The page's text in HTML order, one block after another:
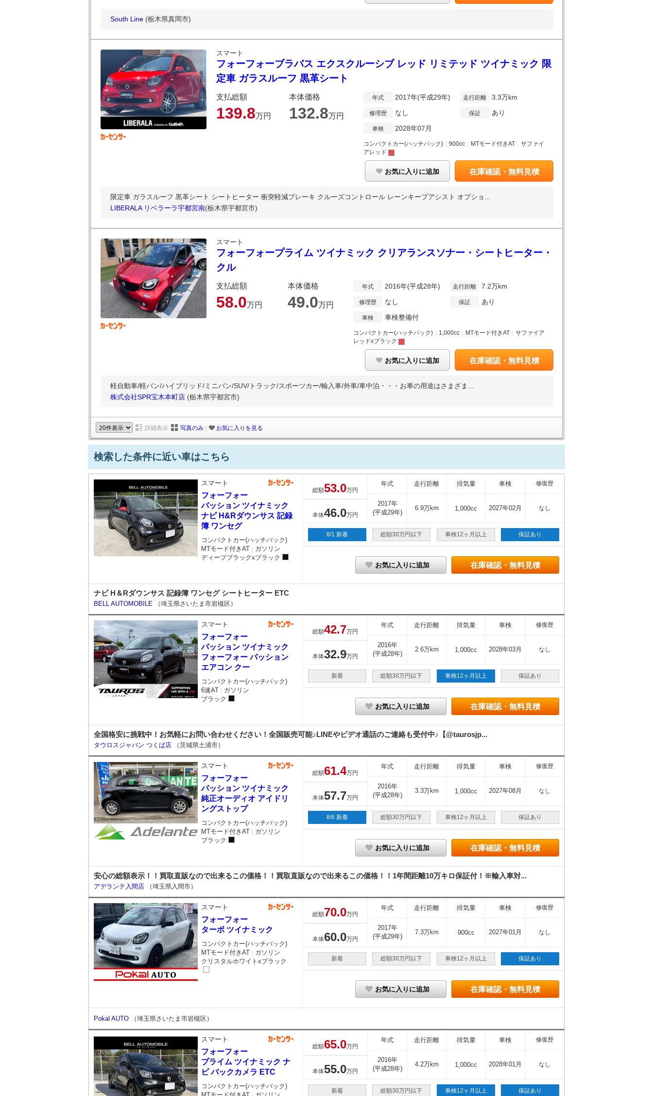
South Line (栃木県真岡市)
スマート
フォーフォーブラバス エクスクルーシブ レッド リミテッド ツイナミック 限
定車 ガラスルーフ 黒革シート
支払総額
139.8万円
本体価格
132.8万円
年式 2017年(平成29年)
修理歴 なし
車検 2028年07月
走行距離 3.3万km
保証 あり
コンパクトカー(ハッチバック) ｜900cc MTモード付きAT ｜サファイ
アレッド
お気に入りに追加 在庫確認・無料見積
限定車 ガラスルーフ 黒革シート シートヒーター 衝突軽減ブレーキ クルーズコントロール レーンキープアシスト オプショ...
LIBERALA リベラーラ宇都宮南(栃木県宇都宮市)
スマート
フォーフォープライム ツイナミック クリアランスソナー・シートヒーター・
クル
支払総額
58.0万円
本体価格
49.0万円
年式 2016年(平成28年)
修理歴 なし
車検 車検整備付
走行距離 7.2万km
保証 あり
コンパクトカー(ハッチバック) 1,000cc MTモード付きAT ｜サファイア
レッドxブラック
お気に入りに追加 在庫確認・無料見積
軽自動車/軽バン/ハイブリッド/ミニバン/SUV/トラック/スポーツカー/輸入車/外車/車中泊・・・お車の用途はさまざま...
株式会社SPR宝木本町店 (栃木県宇都宮市)
詳細表示 写真のみ ｜ お気に入りを見る
検索した条件に近い車はこちら
スマート
フォーフォー
パッション ツイナミック
ナビ H&Rダウンサス 記録
簿 ワンセグ
コンパクトカー(ハッチバック)
MTモード付きAT ｜ ガソリン
ディープブラックxブラック
総額53.0万円
本体46.0万円
年式 走行距離 排気量 車検 修復歴
2017年
(平成29年)
6.9万km 1,000cc 2027年02月 なし
8/1 新着 総額30万円以下 車検12ヶ月以上 保証あり
在庫確認・無料見積
お気に入りに追加
ナビ H＆Rダウンサス 記録簿 ワンセグ シートヒーター ETC
BELL AUTOMOBILE （埼玉県さいたま市岩槻区）
スマート
フォーフォー
パッション ツイナミック
フォーフォー パッション
エアコン クー
コンパクトカー(ハッチバック)
6速AT ｜ ガソリン
ブラック
総額42.7万円
本体32.9万円
年式 走行距離 排気量 車検 修復歴
2016年
(平成28年)
2.6万km 1,000cc 2028年03月 なし
新着 総額30万円以下 車検12ヶ月以上 保証あり
在庫確認・無料見積
お気に入りに追加
全国格安に挑戦中！お気軽にお問い合わせください！全国販売可能♪LINEやビデオ通話のご連絡も受付中♪【@taurosjp...
タウロスジャパン つくば店 （茨城県土浦市）
スマート
フォーフォー
パッション ツイナミック
純正オーディオ アイドリ
ングストップ
コンパクトカー(ハッチバック)
MTモード付きAT ｜ ガソリン
ブラック
総額61.4万円
本体57.7万円
年式 走行距離 排気量 車検 修復歴
2016年
(平成28年)
3.3万km 1,000cc 2027年08月 なし
8/6 新着 総額30万円以下 車検12ヶ月以上 保証あり
在庫確認・無料見積
お気に入りに追加
安心の総額表示！！買取直販なので出来るこの価格！！買取直販なので出来るこの価格！！1年間距離10万キロ保証付！※輸入車対...
アデランテ入間店 （埼玉県入間市）
スマート
フォーフォー
ターボ ツイナミック
コンパクトカー(ハッチバック)
MTモード付きAT ｜ ガソリン
クリスタルホワイトxブラック
総額70.0万円
本体60.0万円
年式 走行距離 排気量 車検 修復歴
2017年
(平成29年)
7.3万km 900cc 2027年01月 なし
新着 総額30万円以下 車検12ヶ月以上 保証あり
在庫確認・無料見積
お気に入りに追加
Pokal AUTO （埼玉県さいたま市岩槻区）
スマート
フォーフォー
プライム ツイナミック ナ
ビ バックカメラ ETC
コンパクトカー(ハッチバック)
総額65.0万円
本体55.0万円
年式 走行距離 排気量 車検 修復歴
2016年
(平成28年)
4.2万km 1,000cc 2028年01月 なし
新着 総額30万円以下 車検12ヶ月以上 保証あり